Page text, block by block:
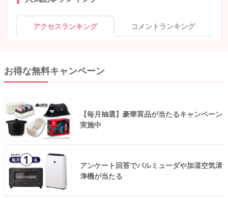
アクセスランキング コメントランキング
お得な無料キャンペーン
【毎月抽選】豪華賞品が当たるキャンペーン
実施中
アンケート回答でバルミューダや加湿空気清
浄機が当たる